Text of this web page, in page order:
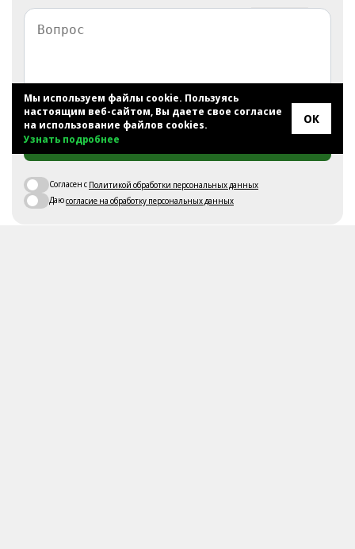
Согласен с Политикой обработки персональных данных
Даюсогласие на обработку персональных данных
Мы используем файлы cookie. Пользуясь
настоящим веб-сайтом, Вы даете свое согласие
на использование файлов cookies.
Узнать подробнее
ОК